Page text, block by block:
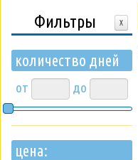
Фильтры X
количество дней
от до
цена: